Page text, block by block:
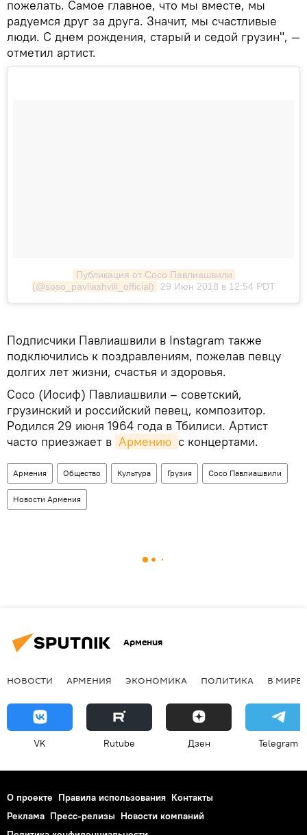
пожелать. Самое главное, что мы вместе, мы
радуемся друг за друга. Значит, мы счастливые
люди. С днем рождения, старый и седой грузин", —
отметил артист.
Публикация от Сосо Павлиашвили
(@soso_pavliashvili_official)
29 Июн 2018 в 12:54 PDT
Подписчики Павлиашвили в Instagram также
подключились к поздравлениям, пожелав певцу
долгих лет жизни, счастья и здоровья.
Сосо (Иосиф) Павлиашвили – советский,
грузинский и российский певец, композитор.
Родился 29 июня 1964 года в Тбилиси. Артист
часто приезжает в Армению с концертами.
Армения Общество Культура Грузия Сосо Павлиашвили
Новости Армения
Армения
НОВОСТИ АРМЕНИЯ ЭКОНОМИКА ПОЛИТИКА В МИРЕ
VK Rutube Дзен Telegram
О проекте Правила использования Контакты
Реклама Пресс-релизы Новости компаний